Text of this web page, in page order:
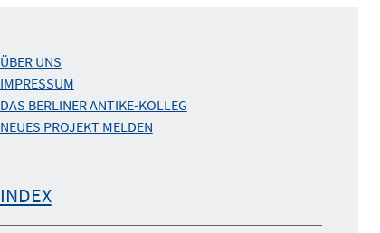
ÜBER UNS
IMPRESSUM
DAS BERLINER ANTIKE-KOLLEG
NEUES PROJEKT MELDEN
INDEX